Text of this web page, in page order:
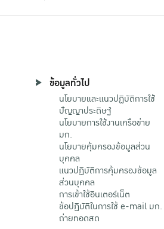
ข้อมูลทั่วไป
นโยบายและแนวปฏิบัติการใช้
ปัญญาประดิษฐ์
นโยบายการใช้งานเครือข่าย
มก.
นโยบายคุ้มครองข้อมูลส่วน
บุคคล
แนวปฏิบัติการคุ้มครองข้อมูล
ส่วนบุคคล
การเข้าใช้อินเตอร์เน็ต
ข้อปฏิบัติในการใช้ e-mail มก.
ถ่ายทอดสด